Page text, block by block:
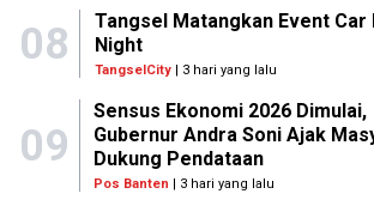
08
Tangsel Matangkan Event Car
Night
TangselCity| 3 hari yang lalu
09
Sensus Ekonomi 2026 Dimulai,
Gubernur Andra Soni Ajak
Dukung Pendataan
Pos Banten | 3 hari yang lalu